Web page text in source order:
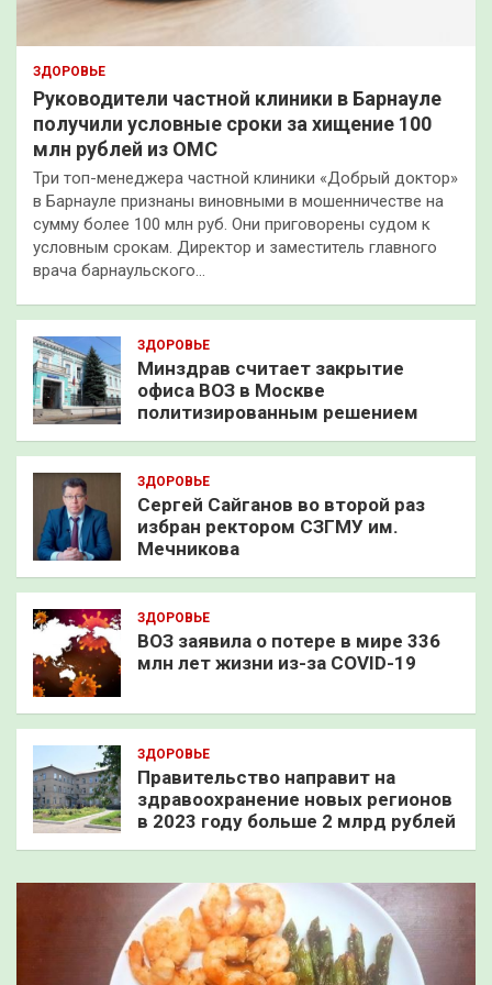
ЗДОРОВЬЕ
Руководители частной клиники в Барнауле
получили условные сроки за хищение 100
млн рублей из ОМС
Три топ-менеджера частной клиники «Добрый доктор»
в Барнауле признаны виновными в мошенничестве на
сумму более 100 млн руб. Они приговорены судом к
условным срокам. Директор и заместитель главного
врача барнаульского…
ЗДОРОВЬЕ
Минздрав считает закрытие
офиса ВОЗ в Москве
политизированным решением
ЗДОРОВЬЕ
Сергей Сайганов во второй раз
избран ректором СЗГМУ им.
Мечникова
ЗДОРОВЬЕ
ВОЗ заявила о потере в мире 336
млн лет жизни из-за COVID-19
ЗДОРОВЬЕ
Правительство направит на
здравоохранение новых регионов
в 2023 году больше 2 млрд рублей